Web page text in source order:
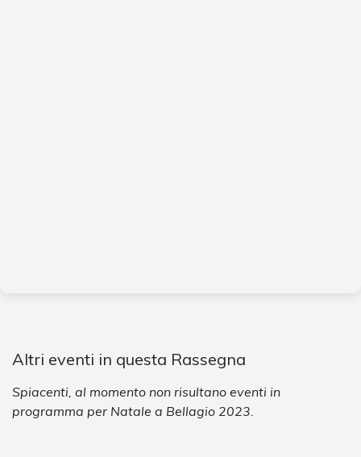
Altri eventi in questa Rassegna
Spiacenti, al momento non risultano eventi in
programma per Natale a Bellagio 2023.